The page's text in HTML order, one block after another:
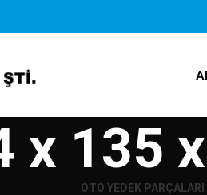
x 135
OTO YEDEK PARÇALARI